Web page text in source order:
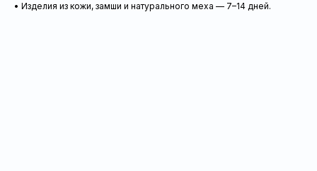
• Изделия из кожи, замши и натурального меха — 7–14 дней.